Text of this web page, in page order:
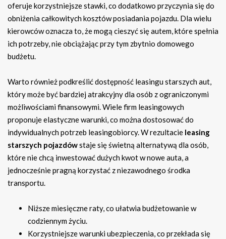
oferuje korzystniejsze stawki, co dodatkowo przyczynia się do
obniżenia całkowitych kosztów posiadania pojazdu. Dla wielu
kierowców oznacza to, że mogą cieszyć się autem, które spełnia
ich potrzeby, nie obciążając przy tym zbytnio domowego
budżetu.
Warto również podkreślić dostępność leasingu starszych aut,
który może być bardziej atrakcyjny dla osób z ograniczonymi
możliwościami finansowymi. Wiele firm leasingowych
proponuje elastyczne warunki, co można dostosować do
indywidualnych potrzeb leasingobiorcy. W rezultacie leasing
starszych pojazdówstaje się świetną alternatywą dla osób,
które nie chcą inwestować dużych kwot w nowe auta, a
jednocześnie pragną korzystać z niezawodnego środka
transportu.
Niższe miesięczne raty, co ułatwia budżetowanie w
codziennym życiu.
Korzystniejsze warunki ubezpieczenia, co przekłada się